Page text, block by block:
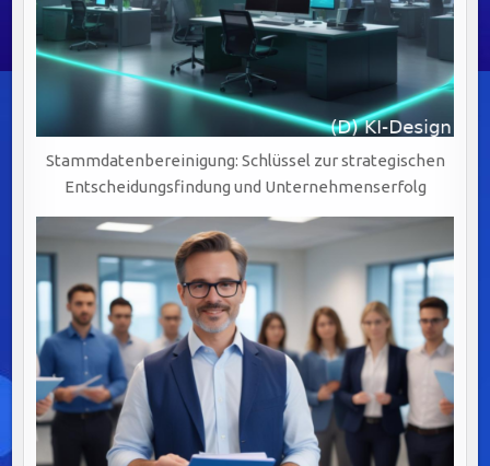
Stammdatenbereinigung: Schlüssel zur strategischen
Entscheidungsfindung und Unternehmenserfolg